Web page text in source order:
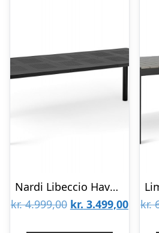
Nardi Libeccio Havebord med udtræk – Antracit
kr.4.999,00 Den
kr. 3.499,00Den
kr.